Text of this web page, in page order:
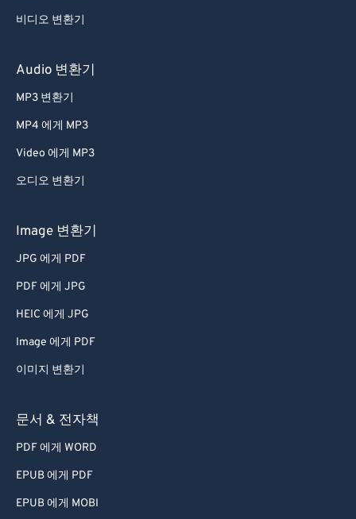
비디오 변환기
Audio 변환기
MP3 변환기
MP4 에게 MP3
Video 에게 MP3
오디오 변환기
Image 변환기
JPG 에게 PDF
PDF 에게 JPG
HEIC 에게 JPG
Image 에게 PDF
이미지 변환기
문서 & 전자책
PDF 에게 WORD
EPUB 에게 PDF
EPUB 에게 MOBI